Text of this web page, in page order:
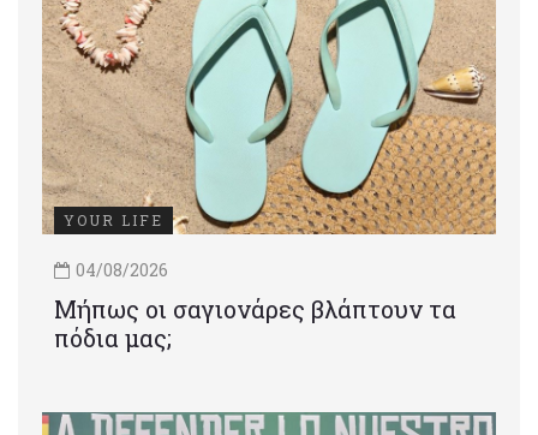
YOUR LIFE
04/08/2026
Μήπως οι σαγιονάρες βλάπτουν τα
πόδια μας;